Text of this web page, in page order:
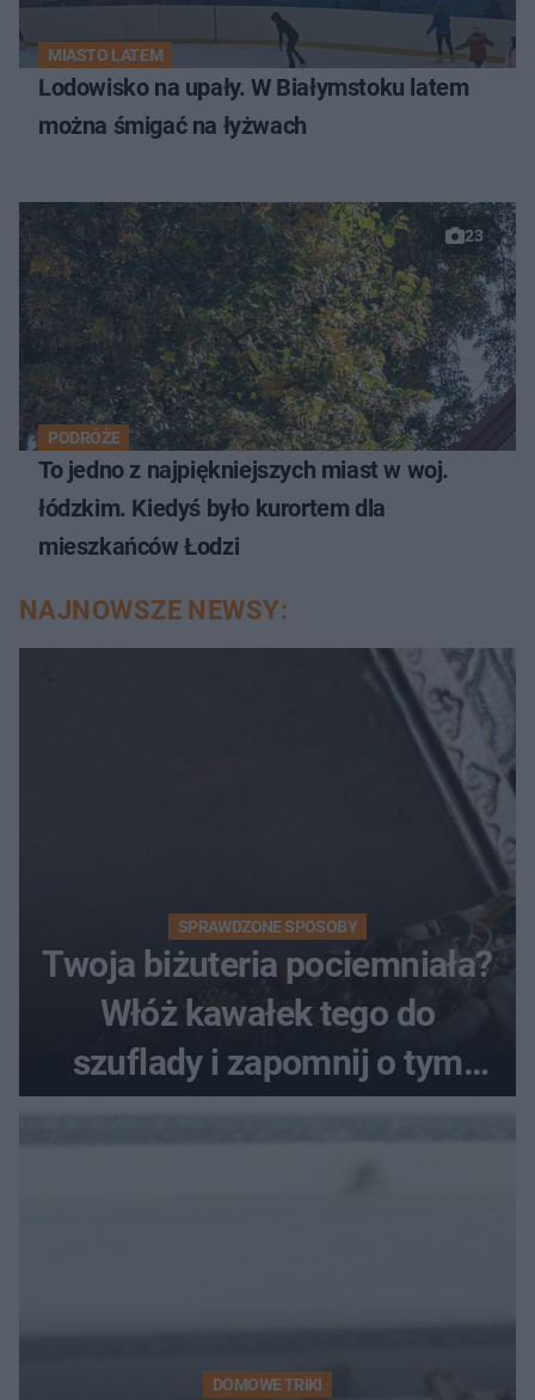
MIASTO LATEM
Lodowisko na upały. W Białymstoku latem
można śmigać na łyżwach
23
PODRÓŻE
To jedno z najpiękniejszych miast w woj.
łódzkim. Kiedyś było kurortem dla
mieszkańców Łodzi
NAJNOWSZE NEWSY:
SPRAWDZONE SPOSOBY
Twoja biżuteria pociemniała?
Włóż kawałek tego do
szuflady i zapomnij o tym
DOMOWE TRIKI